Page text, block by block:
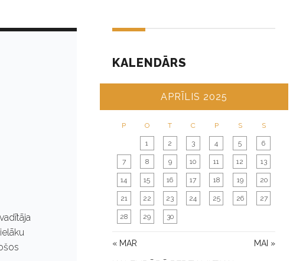
KALENDĀRS
APRĪLIS 2025
P O T C P S S
« MAR MAI »
1 2 3 4 5 6
7 8 9 10 11 12 13
14 15 16 17 18 19 20
21 22 23 24 25 26 27
28 29 30